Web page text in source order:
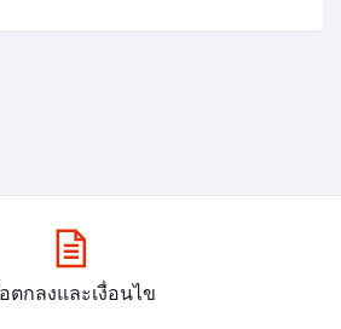
ตกลงและเงื่อนไข